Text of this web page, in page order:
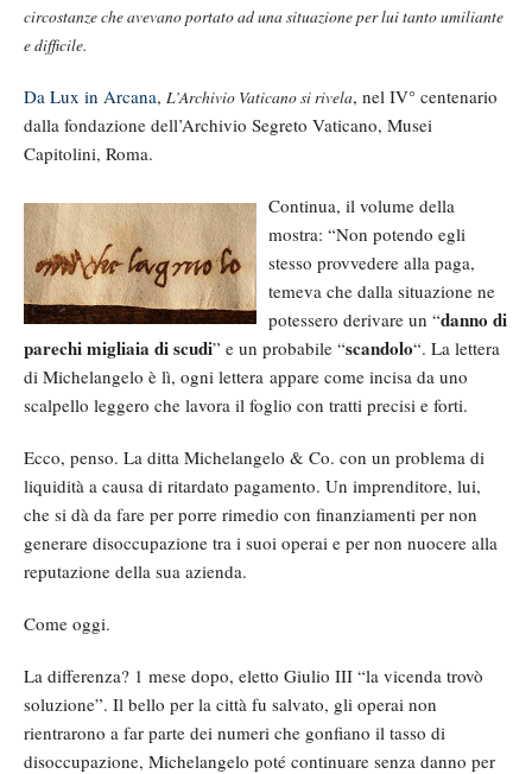
circostanze che avevano portato ad una situazione per lui tanto umiliante
e difficile.
Da Lux in Arcana, L’Archivio Vaticano si rivela, nel IV° centenario
dalla fondazione dell’Archivio Segreto Vaticano, Musei
Capitolini, Roma.
Continua, il volume della
mostra: “Non potendo egli
stesso provvedere alla paga,
temeva che dalla situazione ne
potessero derivare un “danno di
parechi migliaia di scudi” e un probabile “scandolo“. La lettera
di Michelangelo è lì, ogni lettera appare come incisa da uno
scalpello leggero che lavora il foglio con tratti precisi e forti.
Ecco, penso. La ditta Michelangelo & Co. con un problema di
liquidità a causa di ritardato pagamento. Un imprenditore, lui,
che si dà da fare per porre rimedio con finanziamenti per non
generare disoccupazione tra i suoi operai e per non nuocere alla
reputazione della sua azienda.
Come oggi.
La differenza? 1 mese dopo, eletto Giulio III “la vicenda trovò
soluzione”. Il bello per la città fu salvato, gli operai non
rientrarono a far parte dei numeri che gonfiano il tasso di
disoccupazione, Michelangelo poté continuare senza danno per